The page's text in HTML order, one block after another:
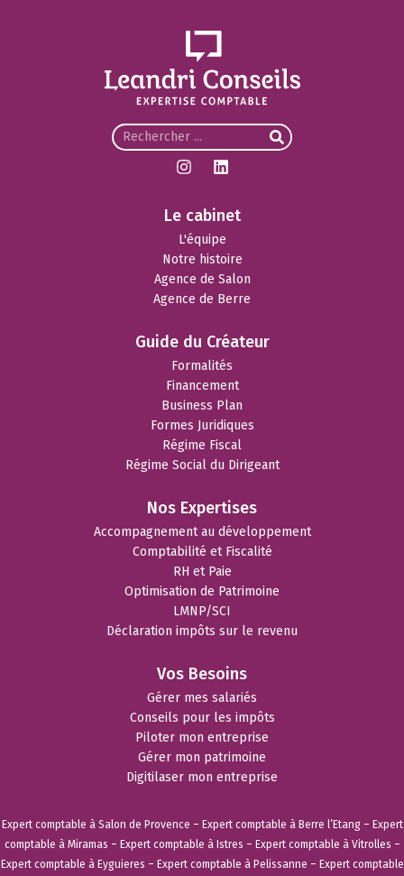
Le cabinet
L'équipe
Notre histoire
Agence de Salon
Agence de Berre
Guide du Créateur
Formalités
Financement
Business Plan
Formes Juridiques
Régime Fiscal
Régime Social du Dirigeant
Nos Expertises
Accompagnement au développement
Comptabilité et Fiscalité
RH et Paie
Optimisation de Patrimoine
LMNP/SCI
Déclaration impôts sur le revenu
Vos Besoins
Gérer mes salariés
Conseils pour les impôts
Piloter mon entreprise
Gérer mon patrimoine
Digitilaser mon entreprise
Expert comptable à Salon de Provence – Expert comptable à Berre l’Etang– Expert
comptable à Miramas – Expert comptable à Istres – Expert comptable à Vitrolles –
Expert comptable à Eyguieres – Expert comptable à Pelissanne – Expert comptable